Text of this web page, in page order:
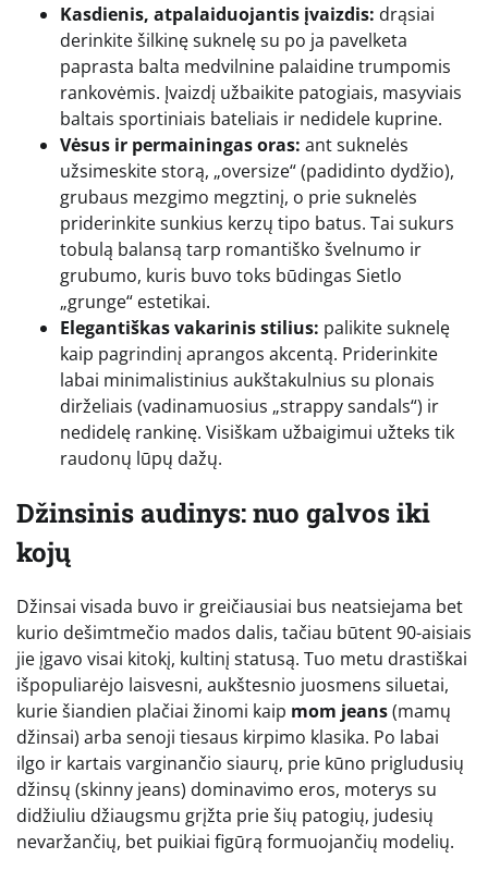
Kasdienis, atpalaiduojantis įvaizdis: drąsiai
derinkite šilkinę suknelę su po ja pavelketa
paprasta balta medvilnine palaidine trumpomis
rankovėmis. Įvaizdį užbaikite patogiais, masyviais
baltais sportiniais bateliais ir nedidele kuprine.
Vėsus ir permainingas oras: ant suknelės
užsimeskite storą, „oversize“ (padidinto dydžio),
grubaus mezgimo megztinį, o prie suknelės
priderinkite sunkius kerzų tipo batus. Tai sukurs
tobulą balansą tarp romantiško švelnumo ir
grubumo, kuris buvo toks būdingas Sietlo
„grunge“ estetikai.
Elegantiškas vakarinis stilius: palikite suknelę
kaip pagrindinį aprangos akcentą. Priderinkite
labai minimalistinius aukštakulnius su plonais
dirželiais (vadinamuosius „strappy sandals“) ir
nedidelę rankinę. Visiškam užbaigimui užteks tik
raudonų lūpų dažų.
Džinsinis audinys: nuo galvos iki
kojų
Džinsai visada buvo ir greičiausiai bus neatsiejama bet
kurio dešimtmečio mados dalis, tačiau būtent 90-aisiais
jie įgavo visai kitokį, kultinį statusą. Tuo metu drastiškai
išpopuliarėjo laisvesni, aukštesnio juosmens siluetai,
kurie šiandien plačiai žinomi kaip mom jeans(mamų
džinsai) arba senoji tiesaus kirpimo klasika. Po labai
ilgo ir kartais varginančio siaurų, prie kūno prigludusių
džinsų (skinny jeans) dominavimo eros, moterys su
didžiuliu džiaugsmu grįžta prie šių patogių, judesių
nevaržančių, bet puikiai figūrą formuojančių modelių.